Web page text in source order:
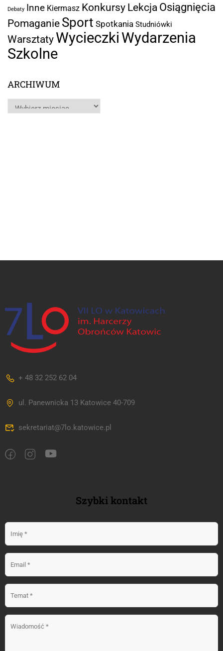
Debaty Inne Kiermasz Konkursy Lekcja Osiągnięcia
Pomaganie Sport Spotkania Studniówki
Warsztaty Wycieczki Wydarzenia
Szkolne
ARCHIWUM
+ 48 32 252 62 04
ul. Panewnicka 13 Katowice 40-709
sekretariat@7lo.katowice.pl
Szybki kontakt